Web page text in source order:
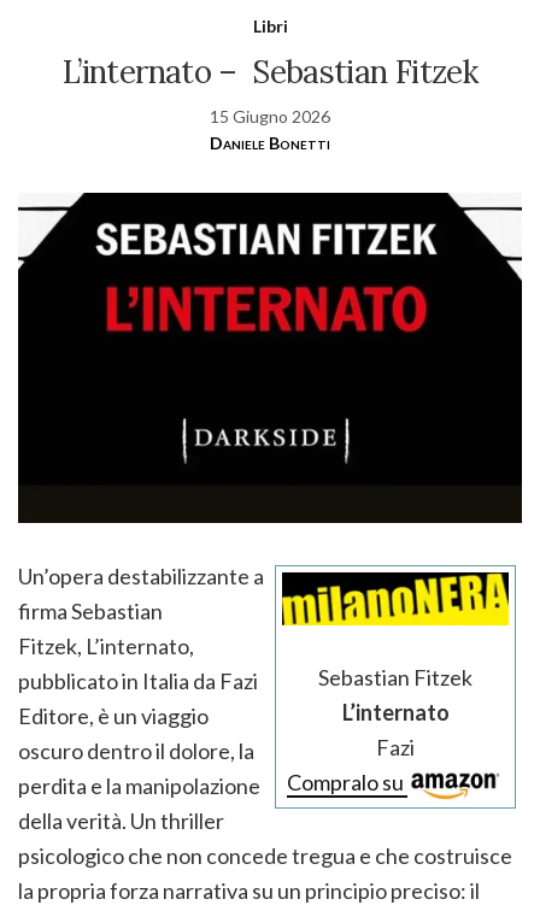
Libri
L’internato – Sebastian Fitzek
15 Giugno 2026
Daniele Bonetti
Sebastian Fitzek
L’internato
Fazi
Compralo su
Un’opera destabilizzante a
firma Sebastian
Fitzek, L’internato,
pubblicato in Italia da Fazi
Editore, è un viaggio
oscuro dentro il dolore, la
perdita e la manipolazione
della verità. Un thriller
psicologico che non concede tregua e che costruisce
la propria forza narrativa su un principio preciso: il